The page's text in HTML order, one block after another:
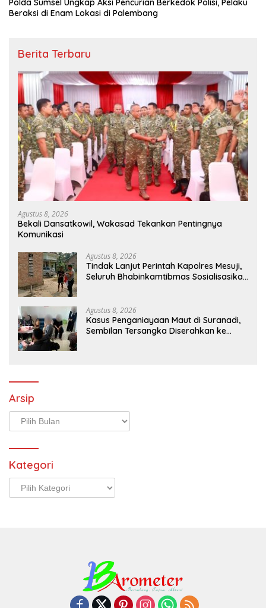
Polda Sumsel Ungkap Aksi Pencurian Berkedok Polisi, Pelaku
Beraksi di Enam Lokasi di Palembang
Berita Terbaru
Agustus 8, 2026
Bekali Dansatkowil, Wakasad Tekankan Pentingnya
Komunikasi
Agustus 8, 2026
Tindak Lanjut Perintah Kapolres Mesuji,
Seluruh Bhabinkamtibmas Sosialisasikan
Agustus 8, 2026
Kasus Penganiayaan Maut di Suranadi,
Sembilan Tersangka Diserahkan ke
Arsip
Arsip
Kategori
Kategori